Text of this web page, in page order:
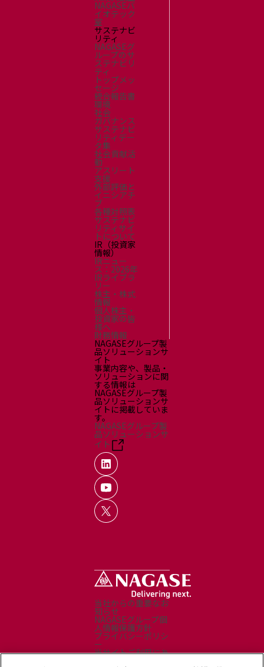
NAGASEバ
イオテック
室
サステナビ
リティ
NAGASEグ
ループのサ
ステナビリ
ティ
トップメッ
セージ
統合報告書
環境
社会
ガバナンス
サステナビ
リティデー
タ集
社会貢献活
動
アスリート
支援
外部評価と
イニシアチ
ブ
各種対照表
サステナビ
リティサイ
トについて
IR（投資家
情報）
IRニュー
ス：2026年
IRライブラ
リー
株主・株式
情報
個人株主・
投資家の皆
様へ
財務情報
NAGASEグループ製
品ソリューションサ
イト
事業内容や、製品・
ソリューションに関
する情報は
NAGASEグループ製
品ソリューションサ
イトに掲載していま
す。
NAGASEグループ製
品ソリューションサ
イト
当社からの重要なお
知らせ
NAGASEグループ個
人情報保護方針
プライバシーポリシ
ー
当サイトご利用にあ